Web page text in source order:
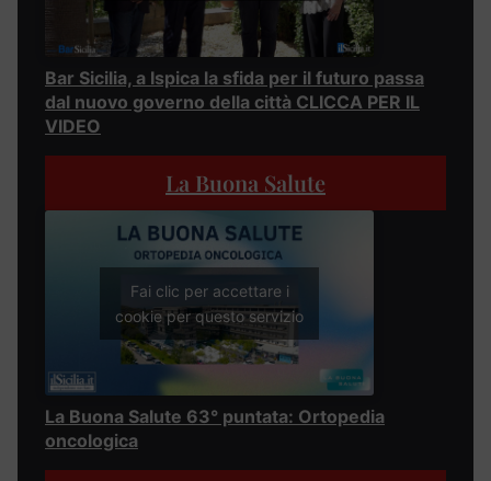
Bar Sicilia, a Ispica la sfida per il futuro passa
dal nuovo governo della città CLICCA PER IL
VIDEO
La Buona Salute
Fai clic per accettare i
cookie per questo servizio
La Buona Salute 63° puntata: Ortopedia
oncologica